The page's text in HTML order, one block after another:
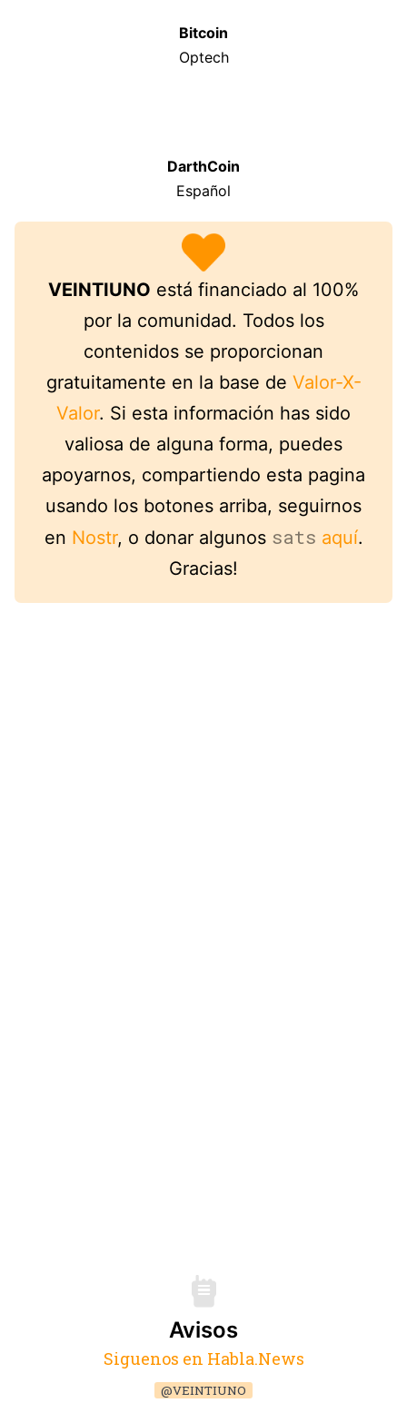
Bitcoin
Optech
DarthCoin
Español
VEINTIUNO está financiado al 100%
por la comunidad. Todos los
contenidos se proporcionan
gratuitamente en la base de Valor-X-
Valor. Si esta información has sido
valiosa de alguna forma, puedes
apoyarnos, compartiendo esta pagina
usando los botones arriba, seguirnos
en Nostr, o donar algunos sats aquí.
Gracias!
Avisos
Siguenos en Habla.News
@VEINTIUNO